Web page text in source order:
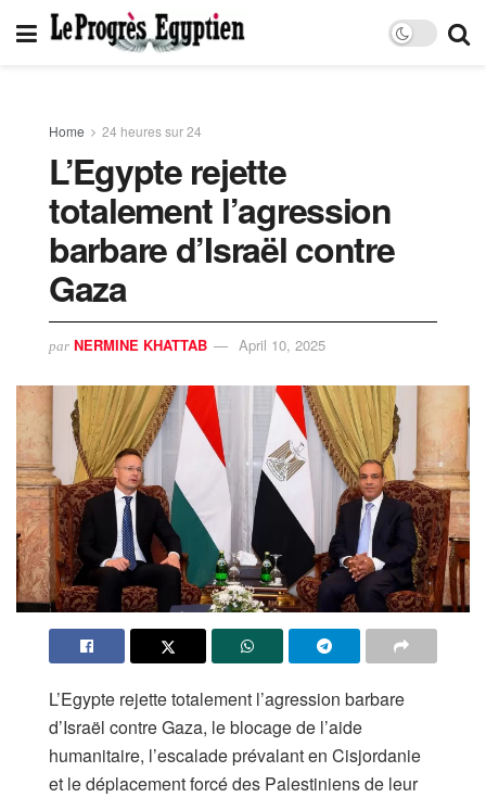
Home 24 heures sur 24
L’Egypte rejette
totalement l’agression
barbare d’Israël contre
Gaza
par NERMINE KHATTAB April 10, 2025
L’Egypte rejette totalement l’agression barbare
d’Israël contre Gaza, le blocage de l’aide
humanitaire, l’escalade prévalant en Cisjordanie
et le déplacement forcé des Palestiniens de leur